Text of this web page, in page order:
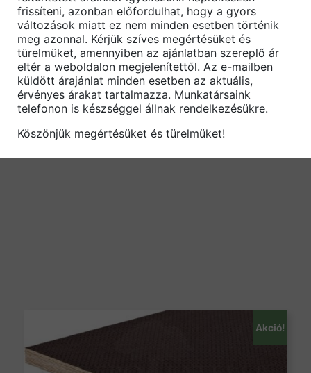
Akció!
frissíteni, azonban előfordulhat, hogy a gyors
változások miatt ez nem minden esetben történik
meg azonnal. Kérjük szíves megértésüket és
türelmüket, amennyiben az ajánlatban szereplő ár
eltér a weboldalon megjelenítettől. Az e-mailben
küldött árajánlat minden esetben az aktuális,
érvényes árakat tartalmazza. Munkatársaink
telefonon is készséggel állnak rendelkezésükre.
Köszönjük megértésüket és türelmüket!